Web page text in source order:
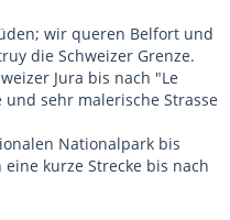
wir queren Belfort und
die Schweizer Grenze.
Jura bis nach "Le
sehr malerische Strasse
Nationalpark bis
kurze Strecke bis nach